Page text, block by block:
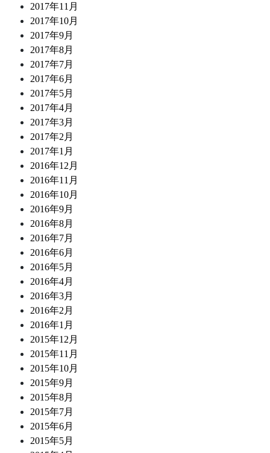
2017年11月
2017年10月
2017年9月
2017年8月
2017年7月
2017年6月
2017年5月
2017年4月
2017年3月
2017年2月
2017年1月
2016年12月
2016年11月
2016年10月
2016年9月
2016年8月
2016年7月
2016年6月
2016年5月
2016年4月
2016年3月
2016年2月
2016年1月
2015年12月
2015年11月
2015年10月
2015年9月
2015年8月
2015年7月
2015年6月
2015年5月